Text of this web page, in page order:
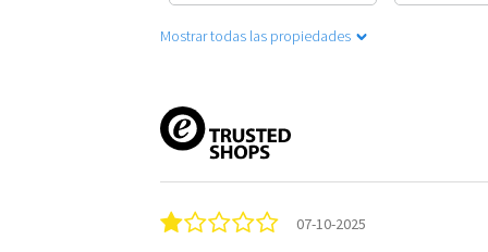
Mostrar todas las propiedades
07-10-2025